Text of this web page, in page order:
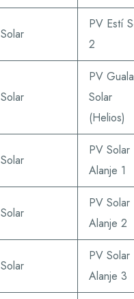
Solar
PV Estí
2
Solar
PV
Solar
(Helios)
Solar
PV Solar
Alanje 1
Solar
PV Solar
Alanje 2
Solar
PV Solar
Alanje 3